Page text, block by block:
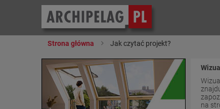
Strona główna Jak czytać projekt?
na